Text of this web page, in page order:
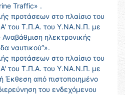
Traffic» .
προτάσεων στο πλαίσιο του
του Τ.Π.Α. του Υ.ΝΑ.Ν.Π. με
ηλεκτρονικής
ναυτικού”».
προτάσεων στο πλαίσιο του
του Τ.Π.Α. του Υ.ΝΑ.Ν.Π. με
Έκθεση από πιστοποιημένο
του ενδεχόμενου